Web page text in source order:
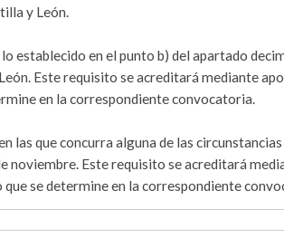
y León.
establecido en el punto b) del apartado
Este requisito se acreditará mediante
en la correspondiente convocatoria.
las que concurra alguna de las
noviembre. Este requisito se acreditará
se determine en la correspondiente